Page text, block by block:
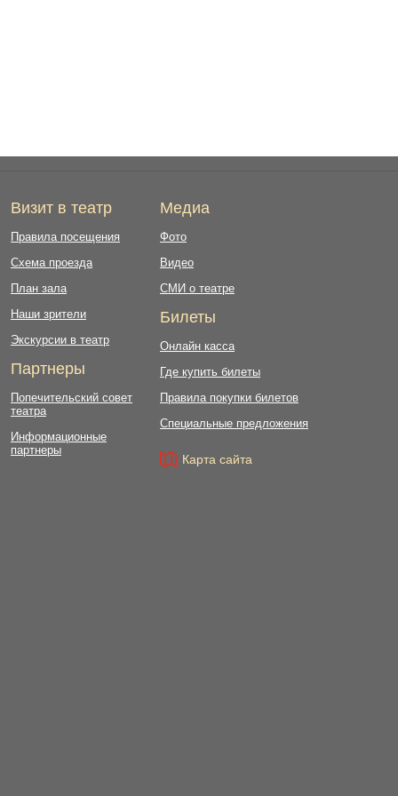
Визит в театр
Правила посещения
Схема проезда
План зала
Наши зрители
Экскурсии в театр
Партнеры
Попечительский совет
театра
Информационные
партнеры
Медиа
Фото
Видео
СМИ о театре
Билеты
Онлайн касса
Где купить билеты
Правила покупки билетов
Специальные предложения
Карта сайта